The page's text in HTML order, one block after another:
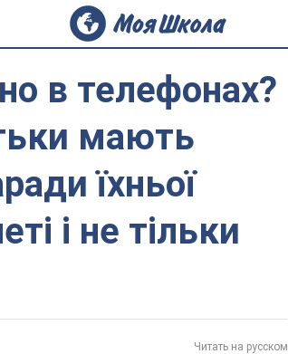
в телефонах?
мають
їхньої
і не тільки
Читать на русском